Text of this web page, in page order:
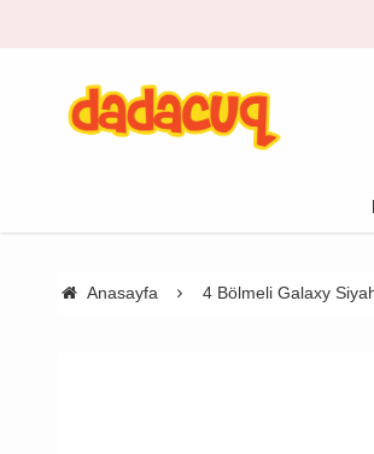
Anasayfa 4 Bölmeli Galaxy